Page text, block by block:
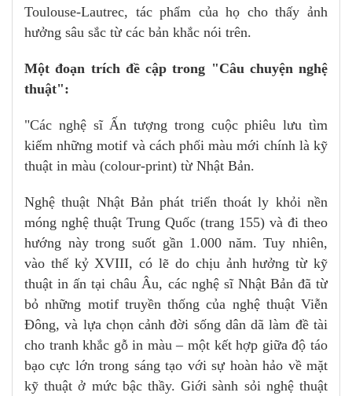
Toulouse-Lautrec, tác phẩm của họ cho thấy ảnh
hưởng sâu sắc từ các bản khắc nói trên.
Một đoạn trích đề cập trong "Câu chuyện nghệ
thuật":
"Các nghệ sĩ Ấn tượng trong cuộc phiêu lưu tìm
kiếm những motif và cách phối màu mới chính là kỹ
thuật in màu (colour-print) từ Nhật Bản.
Nghệ thuật Nhật Bản phát triển thoát ly khỏi nền
móng nghệ thuật Trung Quốc (trang 155) và đi theo
hướng này trong suốt gần 1.000 năm. Tuy nhiên,
vào thế kỷ XVIII, có lẽ do chịu ảnh hưởng từ kỹ
thuật in ấn tại châu Âu, các nghệ sĩ Nhật Bản đã từ
bỏ những motif truyền thống của nghệ thuật Viễn
Đông, và lựa chọn cảnh đời sống dân dã làm đề tài
cho tranh khắc gỗ in màu – một kết hợp giữa độ táo
bạo cực lớn trong sáng tạo với sự hoàn hảo về mặt
kỹ thuật ở mức bậc thầy. Giới sành sỏi nghệ thuật